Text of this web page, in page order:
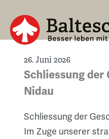
zum
Inhalt
26. Juni 2026
Schliessung der
Nidau
Schliessung der
Im Zuge unserer